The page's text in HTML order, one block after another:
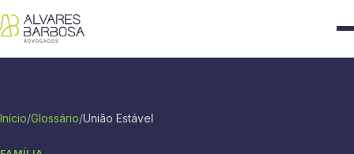
Início/Glossário/União Estável